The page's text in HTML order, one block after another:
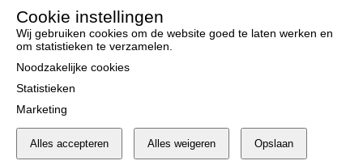
Aanmelden nieuwsbrief
VOLG ONS OP SOCIAL MEDIA
Cookie instellingen
Cookie instellingen
Wij gebruiken cookies om de website goed te laten werken en
om statistieken te verzamelen.
Noodzakelijke cookies
Statistieken
Marketing
Alles accepteren Alles weigeren Opslaan